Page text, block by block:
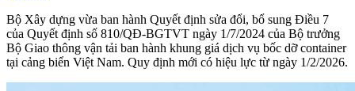
Bộ Xây dựng vừa ban hành Quyết định sửa đổi, bổ sung Điều 7
của Quyết định số 810/QĐ-BGTVT ngày 1/7/2024 của Bộ trưởng
Bộ Giao thông vận tải ban hành khung giá dịch vụ bốc dỡ container
tại cảng biển Việt Nam. Quy định mới có hiệu lực từ ngày 1/2/2026.